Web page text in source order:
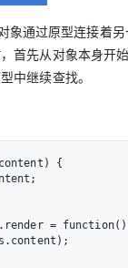
象通过原型连接着
首先从对象本身开
中继续查找。
{
=